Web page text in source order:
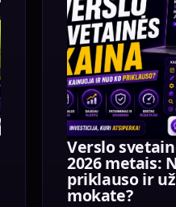
Verslo
2026 metais:
priklauso ir
mokate?